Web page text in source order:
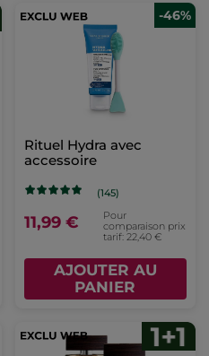
-46%
Rituel Hydra avec
accessoire
(145)
11,99 €
Pour
comparaison prix
tarif: 22,40 €
AJOUTER AU
PANIER